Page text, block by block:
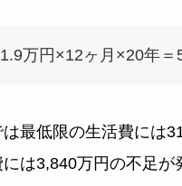
万円×12ヶ月×20年＝
最低限の生活費には
は3,840万円の不足が